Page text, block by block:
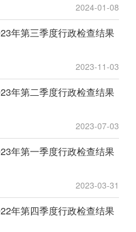
2024-01-08
年第三季度行政检查结果
2023-11-03
年第二季度行政检查结果
2023-07-03
年第一季度行政检查结果
2023-03-31
年第四季度行政检查结果